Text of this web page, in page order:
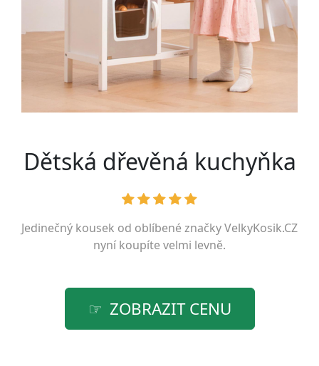
Dětská dřevěná kuchyňka
Jedinečný kousek od oblíbené značkyVelkyKosik.CZ
nyní koupíte velmi levně.
ZOBRAZIT CENU